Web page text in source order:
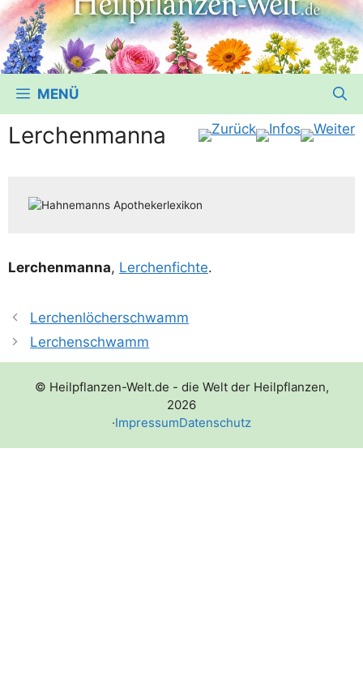
MENÜ
Lerchenmanna
Ler­chen­man­na, Ler­chen­fich­te.
Lerchenlöcherschwamm
Lerchenschwamm
© Heilpflanzen-Welt.de - die Welt der Heilpflanzen,
2026
·ImpressumDatenschutz